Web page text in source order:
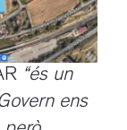
“és un
ens